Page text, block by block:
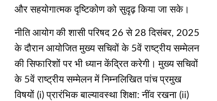
और सहयोगात्मक दृष्टिकोण को सुदृढ़ किया जा सके।
नीति आयोग की शासी परिषद 26 से 28 दिसंबर, 2025
के दौरान आयोजित मुख्य सचिवों के 5वें राष्ट्रीय सम्मेलन
की सिफारिशों पर भी ध्यान केंद्रित करेगी। मुख्य सचिवों
के 5वें राष्ट्रीय सम्मेलन में निम्नलिखित पांच प्रमुख
विषयों (i) प्रारंभिक बाल्यावस्था शिक्षा: नींव रखना (ii)